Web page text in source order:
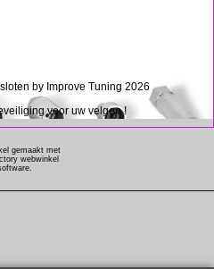
by Improve Tuning 2026
voor uw velgen !
gemaakt met
webwinkel